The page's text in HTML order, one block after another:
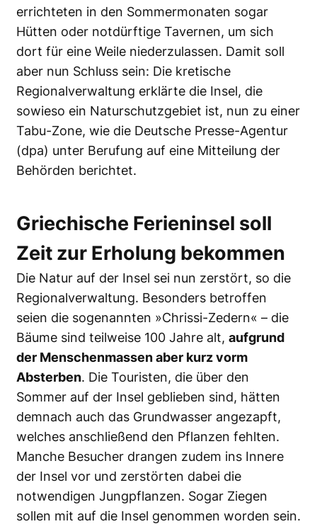
errichteten in den Sommermonaten sogar
Hütten oder notdürftige Tavernen, um sich
dort für eine Weile niederzulassen. Damit soll
aber nun Schluss sein: Die kretische
Regionalverwaltung erklärte die Insel, die
sowieso ein Naturschutzgebiet ist, nun zu einer
Tabu-Zone, wie die Deutsche Presse-Agentur
(dpa) unter Berufung auf eine Mitteilung der
Behörden berichtet.
Griechische Ferieninsel soll
Zeit zur Erholung bekommen
Die Natur auf der Insel sei nun zerstört, so die
Regionalverwaltung. Besonders betroffen
seien die sogenannten »Chrissi-Zedern« – die
Bäume sind teilweise 100 Jahre alt, aufgrund
der Menschenmassen aber kurz vorm
Absterben. Die Touristen, die über den
Sommer auf der Insel geblieben sind, hätten
demnach auch das Grundwasser angezapft,
welches anschließend den Pflanzen fehlten.
Manche Besucher drangen zudem ins Innere
der Insel vor und zerstörten dabei die
notwendigen Jungpflanzen. Sogar Ziegen
sollen mit auf die Insel genommen worden sein.